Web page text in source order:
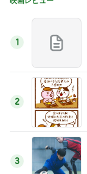
1
2
3